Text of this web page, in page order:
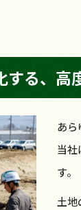
る、高
あら
当社
す。
土地